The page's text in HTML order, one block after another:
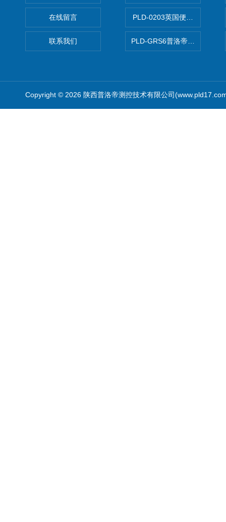
在线留言
联系我们
PLD-0203英国便携式油品颗
PLD-GRS6普洛帝全自动微量
Copyright © 2026 陕西普洛帝测控技术有限公司